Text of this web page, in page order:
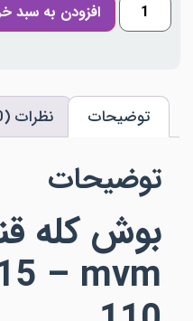
افزودن به سبد
توضیحات نظرات (0)
توضیحات
بوش کله
– mvm